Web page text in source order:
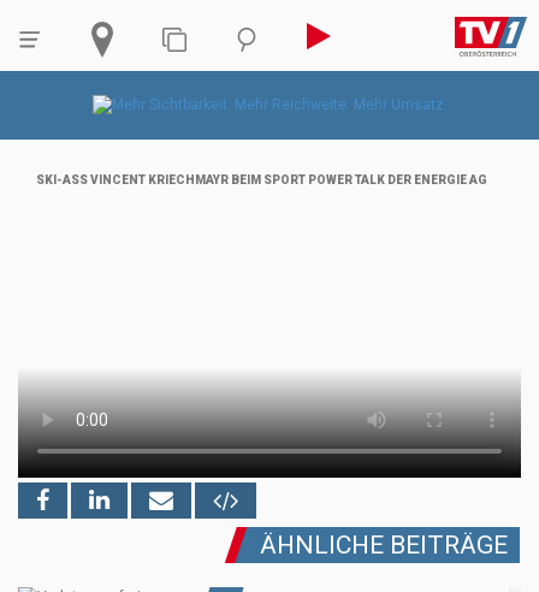
SKI-ASS VINCENT KRIECHMAYR BEIM SPORT POWER TALK DER ENERGIE AG
ÄHNLICHE BEITRÄGE